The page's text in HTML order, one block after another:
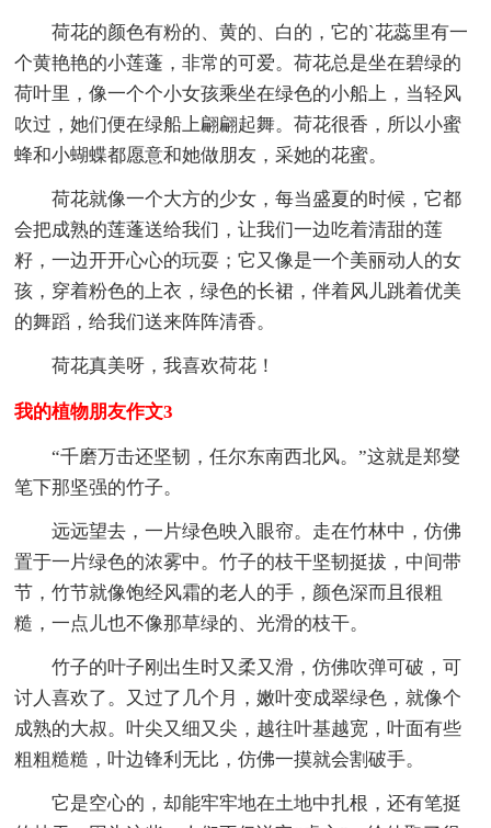
荷花的颜色有粉的、黄的、白的，它的`花蕊里有一
个黄艳艳的小莲蓬，非常的可爱。荷花总是坐在碧绿的
荷叶里，像一个个小女孩乘坐在绿色的小船上，当轻风
吹过，她们便在绿船上翩翩起舞。荷花很香，所以小蜜
蜂和小蝴蝶都愿意和她做朋友，采她的花蜜。
荷花就像一个大方的少女，每当盛夏的时候，它都
会把成熟的莲蓬送给我们，让我们一边吃着清甜的莲
籽，一边开开心心的玩耍；它又像是一个美丽动人的女
孩，穿着粉色的上衣，绿色的长裙，伴着风儿跳着优美
的舞蹈，给我们送来阵阵清香。
荷花真美呀，我喜欢荷花！
我的植物朋友作文3
“千磨万击还坚韧，任尔东南西北风。”这就是郑燮
笔下那坚强的竹子。
远远望去，一片绿色映入眼帘。走在竹林中，仿佛
置于一片绿色的浓雾中。竹子的枝干坚韧挺拔，中间带
节，竹节就像饱经风霜的老人的手，颜色深而且很粗
糙，一点儿也不像那草绿的、光滑的枝干。
竹子的叶子刚出生时又柔又滑，仿佛吹弹可破，可
讨人喜欢了。又过了几个月，嫩叶变成翠绿色，就像个
成熟的大叔。叶尖又细又尖，越往叶基越宽，叶面有些
粗粗糙糙，叶边锋利无比，仿佛一摸就会割破手。
它是空心的，却能牢牢地在土地中扎根，还有笔挺